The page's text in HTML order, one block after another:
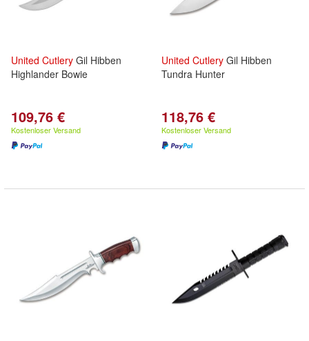
United Cutlery Gil Hibben
Highlander Bowie
109,76 €
Kostenloser Versand
United Cutlery Gil Hibben
Tundra Hunter
118,76 €
Kostenloser Versand